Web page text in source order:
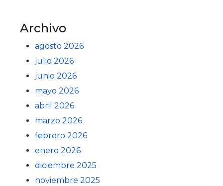
Archivo
agosto 2026
julio 2026
junio 2026
mayo 2026
abril 2026
marzo 2026
febrero 2026
enero 2026
diciembre 2025
noviembre 2025